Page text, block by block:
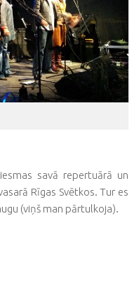
savā repertuārā un
Rīgas Svētkos. Tur es
(viņš man pārtulkoja).